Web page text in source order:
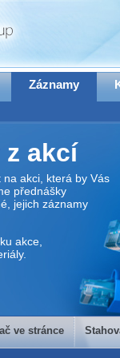
Záznamy
z akcí
akci, která by Vás
přednášky
jejich záznamy
akce,
ve stránce